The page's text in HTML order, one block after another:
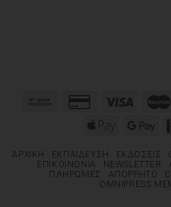
ΑΡΧΙΚΉ ΕΚΠΑΊΔΕΥΣΗ ΕΚΔΌΣΕΙΣ
ΕΠΙΚΟΙΝΩΝΊΑ
NEWSLETTER
ΠΛΗΡΩΜΈΣ
ΑΠΌΡΡΗΤΟ
OMNIPRESS